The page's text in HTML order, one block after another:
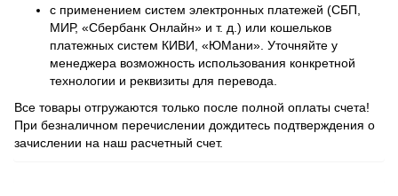
с применением систем электронных платежей (СБП,
МИР, «Сбербанк Онлайн» и т. д.) или кошельков
платежных систем КИВИ, «ЮМани». Уточняйте у
менеджера возможность использования конкретной
технологии и реквизиты для перевода.
Все товары отгружаются только после полной оплаты счета!
При безналичном перечислении дождитесь подтверждения о
зачислении на наш расчетный счет.